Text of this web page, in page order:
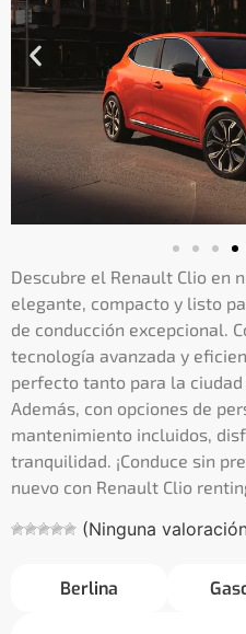
Descubre el Renault Clio en
elegante, compacto y listo
de conducción excepcional.
tecnología avanzada y
perfecto tanto para la
Además, con opciones de
mantenimiento incluidos,
tranquilidad. ¡Conduce sin
nuevo con Renault Clio
(Ninguna
Berlina